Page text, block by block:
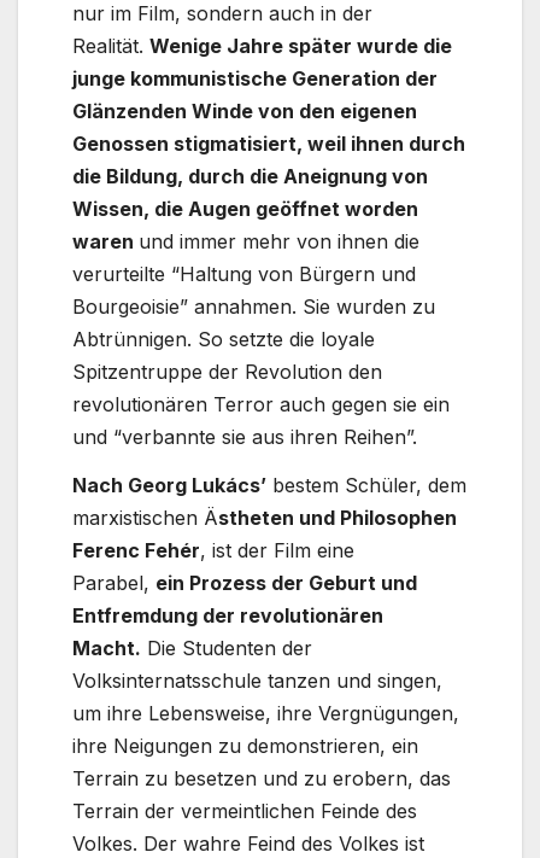
nur im Film, sondern auch in der
Realität. Wenige Jahre später wurde die
junge kommunistische Generation der
Glänzenden Winde von den eigenen
Genossen stigmatisiert, weil ihnen durch
die Bildung, durch die Aneignung von
Wissen, die Augen geöffnet worden
waren und immer mehr von ihnen die
verurteilte “Haltung von Bürgern und
Bourgeoisie” annahmen. Sie wurden zu
Abtrünnigen. So setzte die loyale
Spitzentruppe der Revolution den
revolutionären Terror auch gegen sie ein
und “verbannte sie aus ihren Reihen”.
Nach Georg Lukács’ bestem Schüler, dem
marxistischen Ästheten und Philosophen
Ferenc Fehér, ist der Film eine
Parabel, ein Prozess der Geburt und
Entfremdung der revolutionären
Macht. Die Studenten der
Volksinternatsschule tanzen und singen,
um ihre Lebensweise, ihre Vergnügungen,
ihre Neigungen zu demonstrieren, ein
Terrain zu besetzen und zu erobern, das
Terrain der vermeintlichen Feinde des
Volkes. Der wahre Feind des Volkes ist